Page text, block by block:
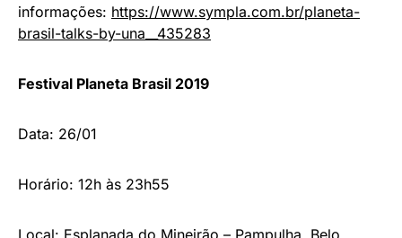
informações: https://www.sympla.com.br/planeta-
brasil-talks-by-una__435283
Festival Planeta Brasil 2019
Data: 26/01
Horário: 12h às 23h55
Local: Esplanada do Mineirão – Pampulha, Belo